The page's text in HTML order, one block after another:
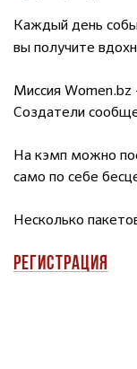
Каждый день
вы получите
Миссия
Создатели
На кэмп можно
само по себе
Несколько
РЕГИСТРАЦИЯ